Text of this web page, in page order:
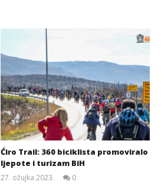
Ćiro Trail: 360 biciklista promoviralo
ljepote i turizam BiH
27. ožujka 2023.
0